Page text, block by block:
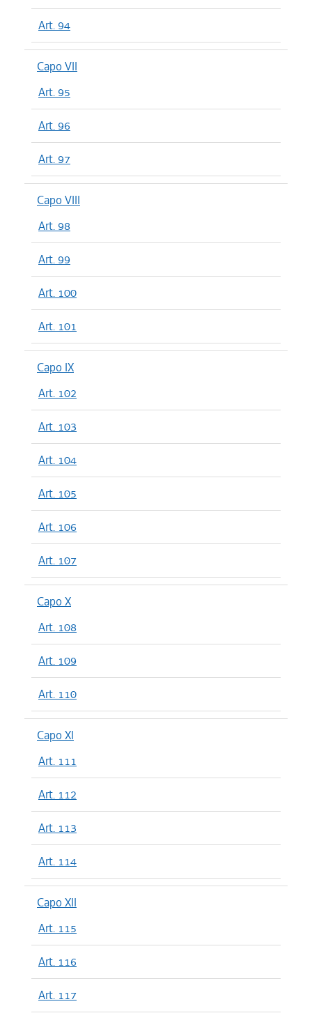
Art. 94
Capo VII
Art. 95
Art. 96
Art. 97
Capo VIII
Art. 98
Art. 99
Art. 100
Art. 101
Capo IX
Art. 102
Art. 103
Art. 104
Art. 105
Art. 106
Art. 107
Capo X
Art. 108
Art. 109
Art. 110
Capo XI
Art. 111
Art. 112
Art. 113
Art. 114
Capo XII
Art. 115
Art. 116
Art. 117